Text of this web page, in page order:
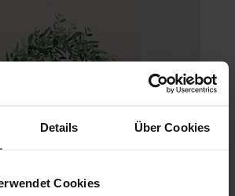
Details Über Cookies
Cookies